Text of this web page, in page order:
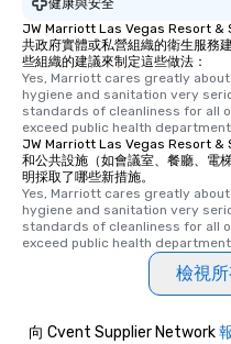
健康與安全
JW Marriott Las Vegas Resort &
共政府實體或私營組織的衛生服務
些組織的建議來制定這些做法：
Yes, Marriott cares greatly
hygiene and sanitation very
standards of cleanliness for all
exceed public health
JW Marriott Las Vegas Resort &
和公共設施（如會議室、餐廳、電
明採取了哪些新措施。
Yes, Marriott cares greatly
hygiene and sanitation very
standards of cleanliness for all
exceed public health
檢視
向 Cvent Supplier Network